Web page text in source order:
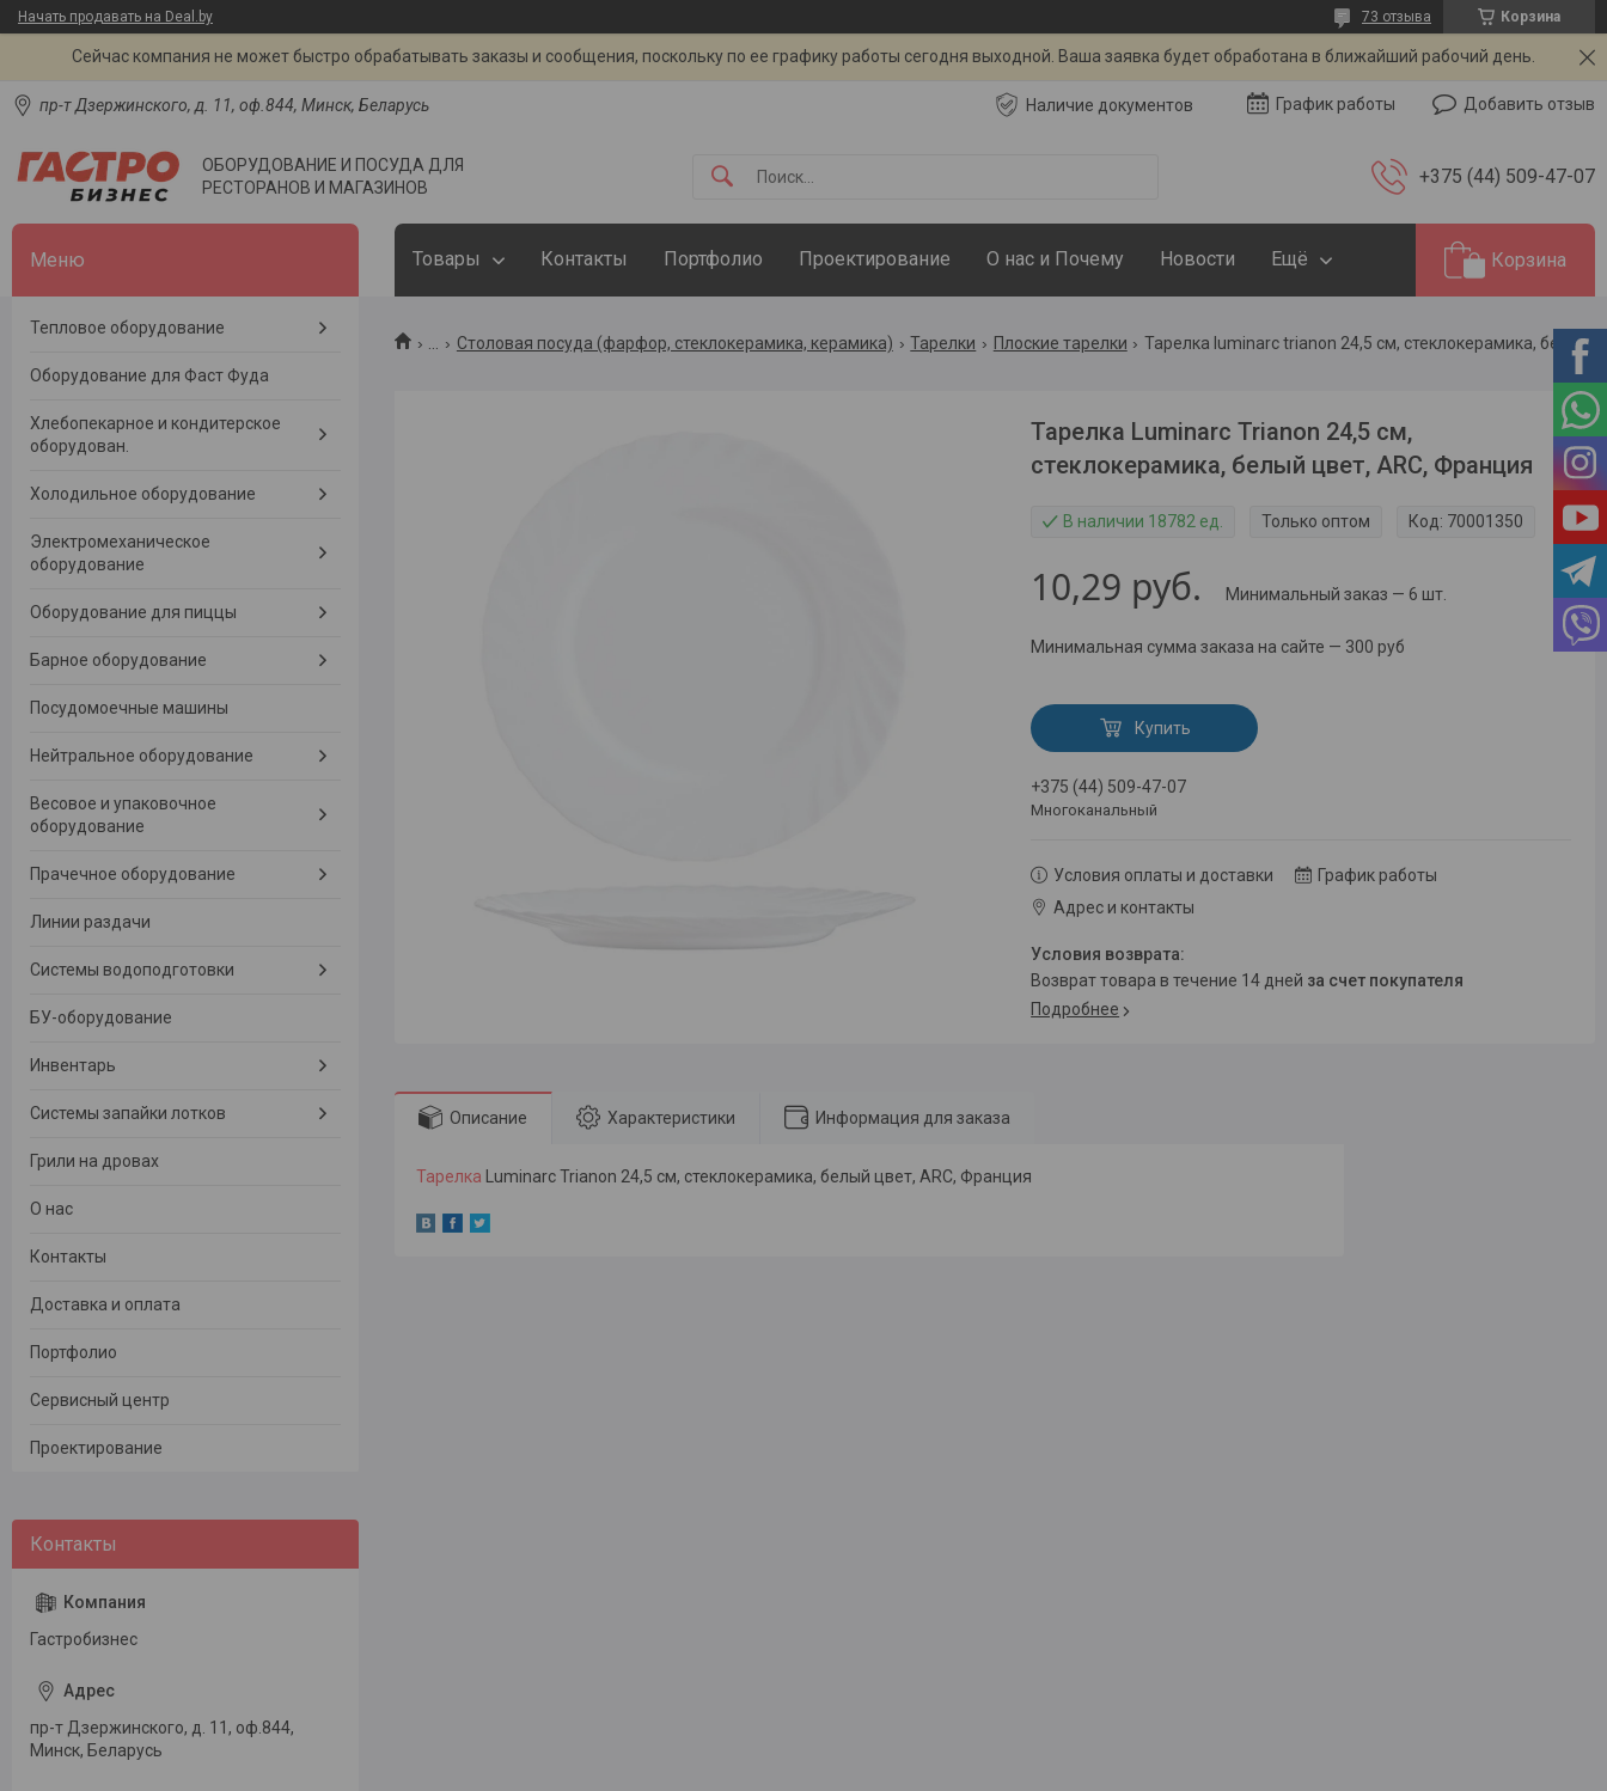
Начать продавать на Deal.by Корзина
73 отзыва
Сейчас компания не может быстро обрабатывать заказы и сообщения, поскольку по ее графику работы сегодня выходной. Ваша заявка будет обработана в ближайший рабочий день.
пр-т Дзержинского, д. 11, оф.844, Минск, Беларусь Наличие документов График работы Добавить отзыв
ОБОРУДОВАНИЕ И ПОСУДА ДЛЯ
РЕСТОРАНОВ И МАГАЗИНОВ
+375 (44) 509-47-07
Товары Контакты Портфолио Проектирование О нас и Почему Новости Ещё Корзина
... Столовая посуда (фарфор, стеклокерамика, керамика) Тарелки Плоские тарелки Тарелка luminarc trianon 24,5 см, стеклокерамика, белый цвет, arc, франция
Тарелка Luminarc Trianon 24,5 см,
стеклокерамика, белый цвет, ARC, Франция
В наличии 18782 ед. Только оптом Код: 70001350
10,29 руб. Минимальный заказ — 6 шт.
Минимальная сумма заказа на сайте — 300 руб
Купить
+375 (44) 509-47-07
Многоканальный
Условия оплаты и доставки
График работы
Адрес и контакты
возврат товара в течение 14 дней за счет покупателя
Подробнее
Описание Характеристики Информация для заказа
Тарелка Luminarc Trianon 24,5 см, стеклокерамика, белый цвет, ARC, Франция
Тепловое оборудование
Оборудование для Фаст Фуда
Хлебопекарное и кондитерское
оборудован.
Холодильное оборудование
Электромеханическое
оборудование
Оборудование для пиццы
Барное оборудование
Посудомоечные машины
Нейтральное оборудование
Весовое и упаковочное
оборудование
Прачечное оборудование
Линии раздачи
Системы водоподготовки
БУ-оборудование
Инвентарь
Системы запайки лотков
Грили на дровах
О нас
Контакты
Доставка и оплата
Портфолио
Сервисный центр
Проектирование
Гастробизнес
пр-т Дзержинского, д. 11, оф.844,
Минск, Беларусь